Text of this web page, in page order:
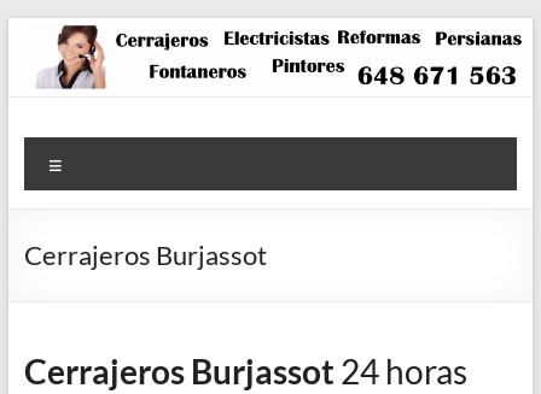
contenido
Cerrajeros Burjassot
Cerrajeros Burjassot24 horas